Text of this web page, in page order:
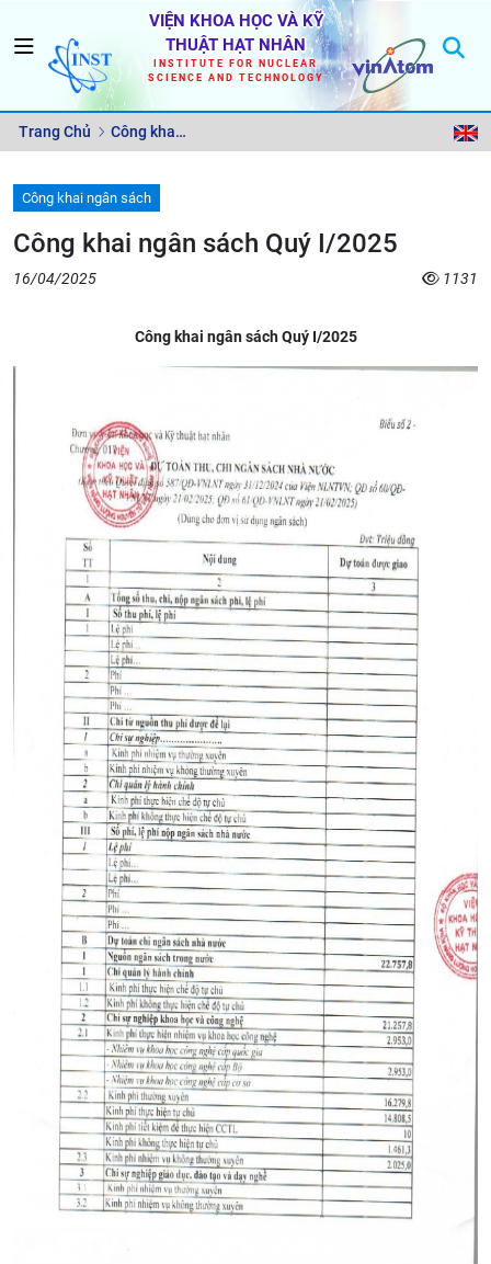
VIỆN KHOA HỌC VÀ KỸ
THUẬT HẠT NHÂN
INSTITUTE FOR NUCLEAR
SCIENCE AND TECHNOLOGY
Trang Chủ Công khai
Công khai ngân sách
Công khai ngân sách Quý I/2025
16/04/2025 1131
Công khai ngân sách Quý I/2025